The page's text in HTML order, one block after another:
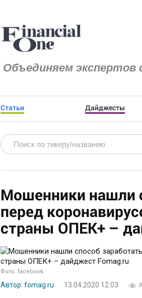
Объединяем экспертов
Статьи Дайджесты
Мошенники нашли
перед
страны ОПЕК+ –
Фото: facebook
Автор: fomag.ru 13.04.2020 12:03